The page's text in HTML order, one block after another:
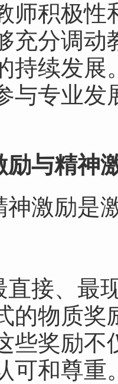
师积极
充分调动
持续发展
与专业发
励与精神
神激励是
直接、最
的物质奖
些奖励
可和尊重